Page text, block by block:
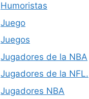
Humoristas
Juego
Juegos
Jugadores de la NBA
Jugadores de la NFL.
Jugadores NBA